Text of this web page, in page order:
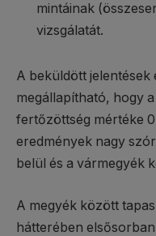
mintáinak
vizsgálatát.
A beküldött jelentések
megállapítható, hogy
fertőzöttség mértéke
eredmények nagy
belül és a vármegyék
A megyék között
hátterében